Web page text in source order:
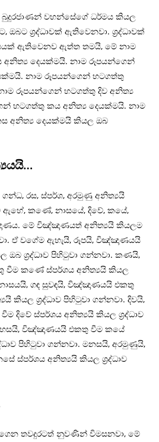
බුදුරජාණන් වහන්සේගේ ධර්මය කියල
ශ‍්‍රද්ධාවක් ඇතිවෙනවා. ශ‍්‍රද්ධාවක්
ඇතිවෙනව ඇත්ත තමයි, මේ නාම
දෙයක්මයි. නාම රූපයන්ගෙන්
නාම රූපයන්ගෙන් හටගත්තු
රූපයන්ගෙන් හටගත්තු දිව අනිත්‍ය
හටගත්තු කය අනිත්‍ය දෙයක්මයි. නාම
අනිත්‍ය දෙයක්මයි කියල ඔබ
ගන්ධ, රස, ස්පර්ශ, අරමුණු අනිත්‍යයි
ඇහේ, කණේ, නාසයේ, දිවේ, කයේ,
මේ විඤ්ඤාණයත් අනිත්‍යයි කියලම
ඒ වගේම ඇහැයි, රූපයි, විඤ්ඤාණයයි
ශ‍්‍රද්ධාව පිහිටුවා ගන්නවා. කණයි,
වීම කණේ ස්පර්ශය අනිත්‍යයි කියල
ගඳ සුවඳයි, විඤ්ඤාණයයි එකතු
කියල ශ‍්‍රද්ධාව පිහිටුවා ගන්නවා. දිවයි,
දිවේ ස්පර්ශය අනිත්‍යයි කියල ශ‍්‍රද්ධාව
විඤ්ඤාණයයි එකතු වීම කයේ
පිහිටුවා ගන්නවා. මනසයි, අරමුණුයි,
ස්පර්ශය අනිත්‍යයි කියල ශ‍්‍රද්ධාව
තවදුරටත් නුවණින් විමසනවා, මේ